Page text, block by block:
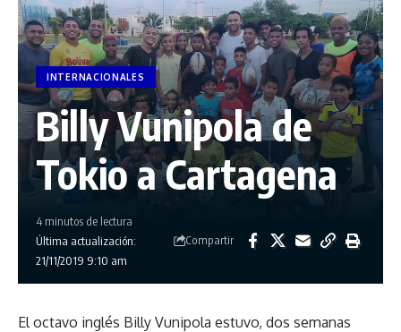
INTERNACIONALES
Billy Vunipola de
Tokio a Cartagena
Última actualización:
21/11/2019 9:10 am
4 minutos de lectura
Compartir
El octavo inglés Billy Vunipola estuvo, dos semanas